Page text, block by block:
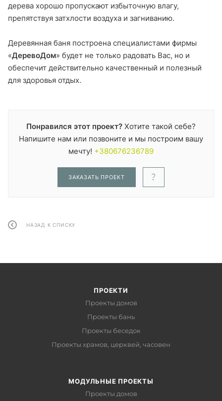
дерева хорошо пропускают избыточную влагу,
препятствуя затхлости воздуха и загниванию.
Деревянная баня построена специалистами фирмы
«ДеревоДом» будет не только радовать Вас, но и
обеспечит действительно качественный и полезный
для здоровья отдых.
Понравился этот проект? Хотите такой себе?
Напишите нам или позвоните и мы построим вашу
мечту! +380676236789
ЗАКАЗАТЬ ПРОЕКТ
НАЗАД К СПИСКУ
ПРОЕКТИ
Проекты домов
Проекты бань
Проекты беседок
Проекты храмов, церквей, часовен
МОДУЛЬНЫЕ ПРОЕКТЫ
Проекты домов